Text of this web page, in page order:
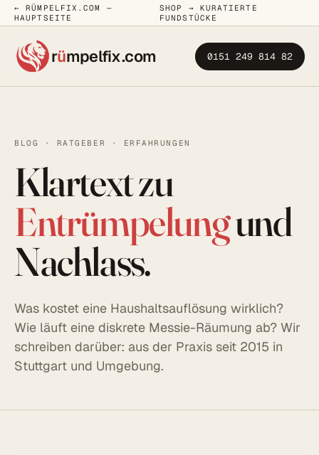
← RÜMPELFIX.COM —
HAUPTSEITE
SHOP → KURATIERTE
FUNDSTÜCKE
rümpelfix.com 0151 249 814 82
BLOG · RATGEBER · ERFAHRUNGEN
Klartext zu
Entrümpelungund
Nachlass.
Was kostet eine Haushaltsauflösung wirklich?
Wie läuft eine diskrete Messie-Räumung ab? Wir
schreiben darüber: aus der Praxis seit 2015 in
Stuttgart und Umgebung.